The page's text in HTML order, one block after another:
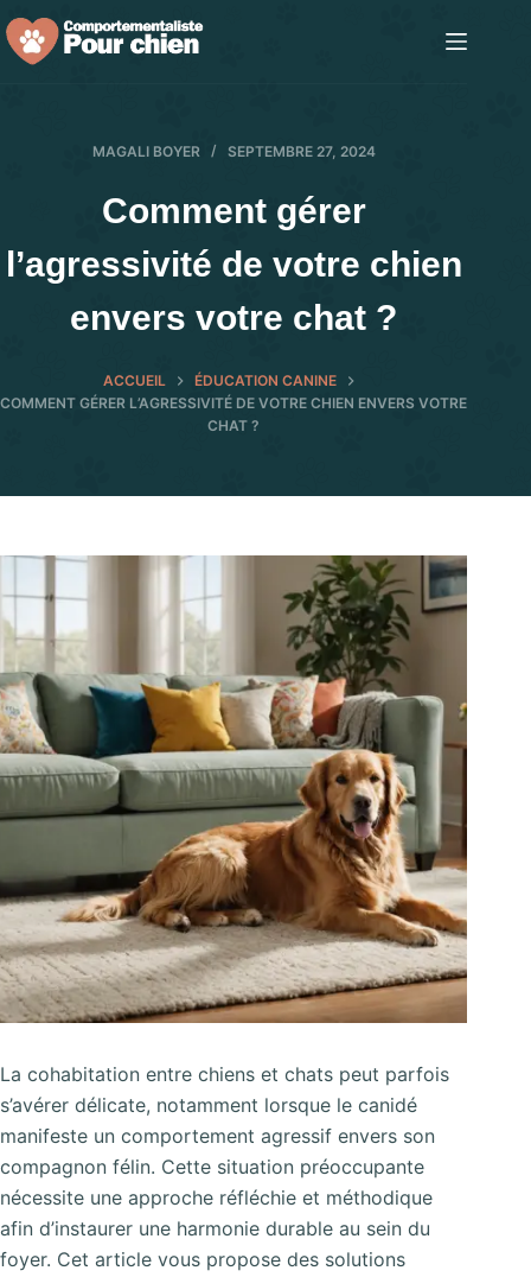
Passer
au
MAGALI BOYER SEPTEMBRE 27, 2024
Comment gérer
l’agressivité de votre chien
envers votre chat ?
ACCUEIL
ÉDUCATION CANINE
COMMENT GÉRER L’AGRESSIVITÉ DE VOTRE CHIEN ENVERS VOTRE
CHAT ?
La cohabitation entre chiens et chats peut parfois
s’avérer délicate, notamment lorsque le canidé
manifeste un comportement agressif envers son
compagnon félin. Cette situation préoccupante
nécessite une approche réfléchie et méthodique
afin d’instaurer une harmonie durable au sein du
foyer. Cet article vous propose des solutions